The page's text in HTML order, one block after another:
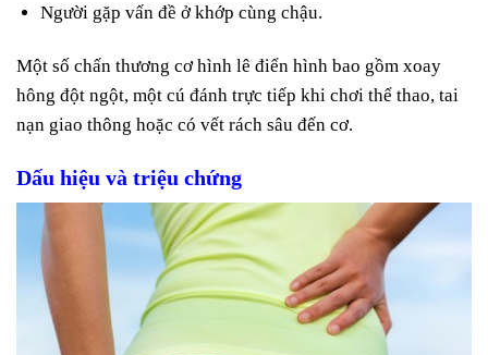
Người gặp vấn đề ở khớp cùng chậu.
Một số chấn thương cơ hình lê điển hình bao gồm xoay
hông đột ngột, một cú đánh trực tiếp khi chơi thể thao, tai
nạn giao thông hoặc có vết rách sâu đến cơ.
Dấu hiệu và triệu chứng